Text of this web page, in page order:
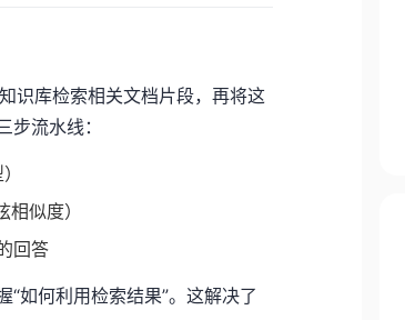
识库检索相关文档片段，再将这
流水线：
似度）
回答
如何利用检索结果”。这解决了